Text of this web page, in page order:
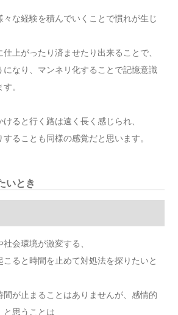
々な経験を積んでいくことで慣れが生じ
上がったり済ませたり出来ることで、
になり、マンネリ化することで記憶意識
。
ると行く路は遠く長く感じられ、
ることも同様の感覚だと思います。
いとき
会環境が激変する、
ると時間を止めて対処法を探りたいと
間が止まることはありませんが、感情的
と思うことは